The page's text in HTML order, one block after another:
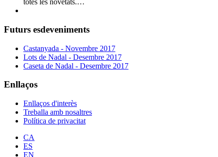
totes les novetats.…
Futurs esdeveniments
Castanyada - Novembre 2017
Lots de Nadal - Desembre 2017
Caseta de Nadal - Desembre 2017
Enllaços
Enllaços d'interès
Treballa amb nosaltres
Política de privacitat
CA
ES
EN